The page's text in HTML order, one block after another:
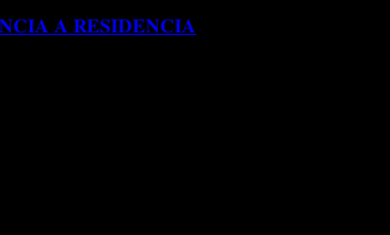
𝐀 𝐑𝐄𝐒𝐈𝐃𝐄𝐍𝐂𝐈𝐀